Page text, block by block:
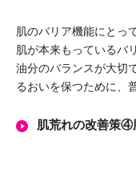
肌のバリア機能にとっ
肌が本来もっているバ
油分のバランスが大切
るおいを保つために、
肌荒れの改善策④